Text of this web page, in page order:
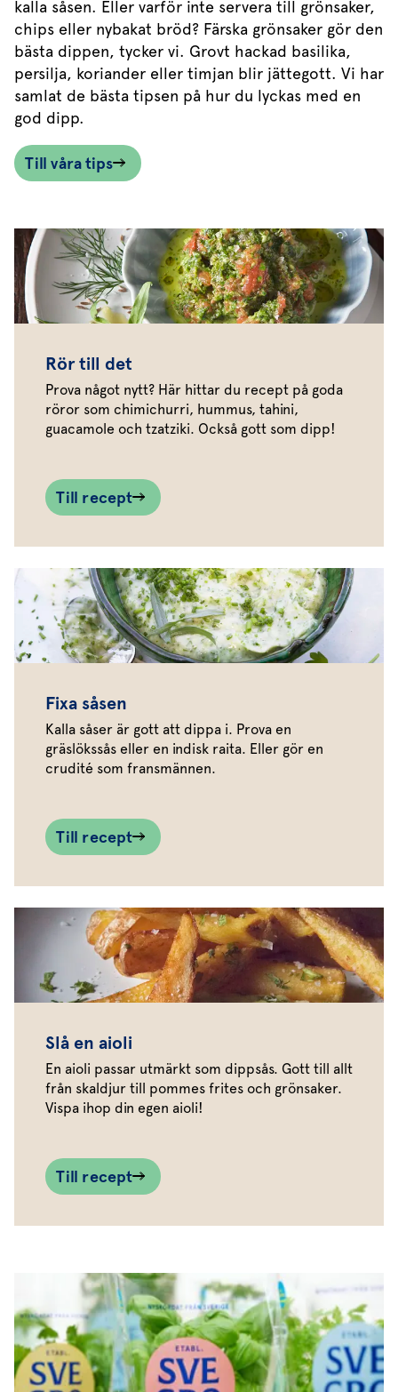
kalla såsen. Eller varför inte servera till grönsaker,
chips eller nybakat bröd? Färska grönsaker gör den
bästa dippen, tycker vi. Grovt hackad basilika,
persilja, koriander eller timjan blir jättegott. Vi har
samlat de bästa tipsen på hur du lyckas med en
god dipp.
Till våra tips
Rör till det
Prova något nytt? Här hittar du recept på goda
röror som chimichurri, hummus, tahini,
guacamole och tzatziki. Också gott som dipp!
Till recept
Fixa såsen
Kalla såser är gott att dippa i. Prova en
gräslökssås eller en indisk raita. Eller gör en
crudité som fransmännen.
Till recept
Slå en aioli
En aioli passar utmärkt som dippsås. Gott till allt
från skaldjur till pommes frites och grönsaker.
Vispa ihop din egen aioli!
Till recept